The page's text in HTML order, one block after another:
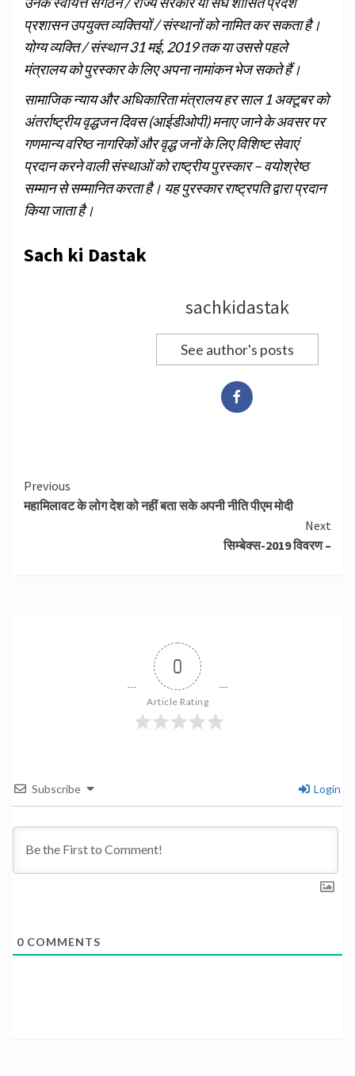
प्रशासन उपयुक्त व्यक्तियों / संस्थानों को नामित कर सकता है।
योग्य व्यक्ति / संस्थान 31 मई, 2019 तक या उससे पहले
मंत्रालय को पुरस्कार के लिए अपना नामांकन भेज सकते हैं।
सामाजिक न्याय और अधिकारिता मंत्रालय हर साल 1 अक्टूबर को
अंतर्राष्ट्रीय वृद्धजन दिवस (आईडीओपी) मनाए जाने के अवसर पर
गणमान्‍य वरिष्‍ठ नागरिकों और वृद्ध जनों के लिए विशिष्‍ट सेवाएं
प्रदान करने वाली संस्‍थाओं को राष्ट्रीय पुरस्कार – वयोश्रेष्‍ठ
सम्‍मान से सम्‍मानित करता है। यह पुरस्‍कार राष्ट्रपति द्वारा प्रदान
किया जाता है।
Sach ki Dastak
sachkidastak
See author's posts
Continue
Reading
Previous
महामिलावट के लोग देश को नहीं बता सके अपनी नीति पीएम मोदी
Next
सिम्‍बेक्‍स-2019 विवरण –
0
Article Rating
Subscribe Login
0 COMMENTS